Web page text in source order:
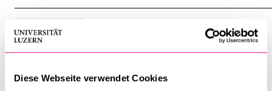
Diese Webseite verwendet Cookies
Studie zur Diskriminierung bei Schweizer